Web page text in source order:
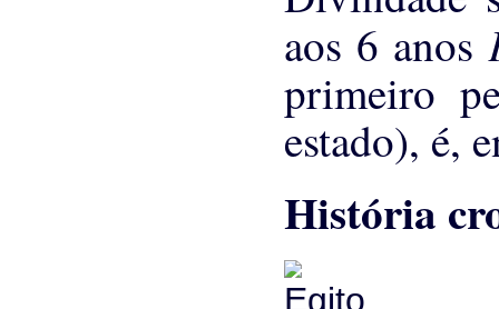
aos 6 anos
primeiro
estado), é,
História